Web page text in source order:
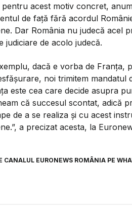
acest motiv concret,
de față fără acordul
Dar România nu judecă acel
judiciare de acolo judecă.
dacă e vorba de Franța,
noi trimitem
este cea care decide asupra
că succesul scontat, adică
de a se realiza și cu acest
a precizat acesta, la
CANALUL EURONEWS ROMÂNIA PE